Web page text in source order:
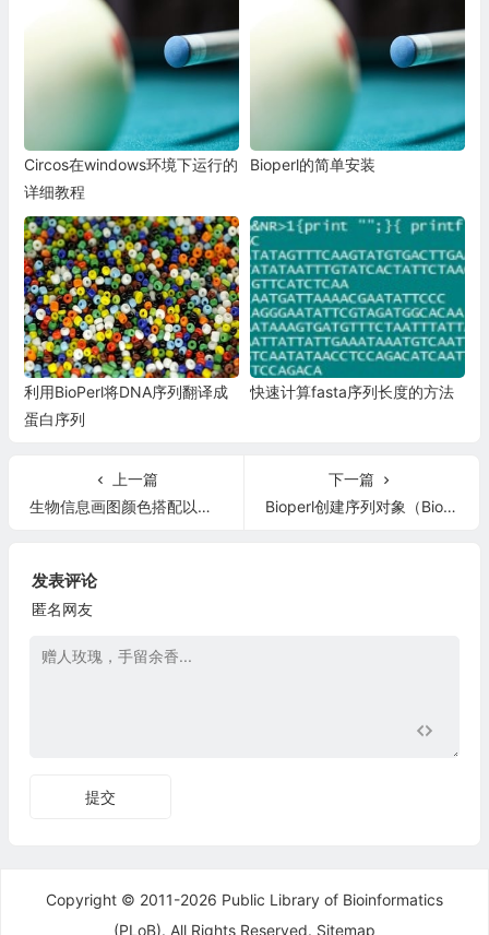
Circos在windows环境下运行的
详细教程
Bioperl的简单安装
利用BioPerl将DNA序列翻译成
蛋白序列
快速计算fasta序列长度的方法
上一篇
生物信息画图颜色搭配以及颜色卡
下一篇
Bioperl创建序列对象（Bioperl HOWTO翻译2）
发表评论
匿名网友
提交
Copyright © 2011-2026 Public Library of Bioinformatics
(PLoB). All Rights Reserved. Sitemap